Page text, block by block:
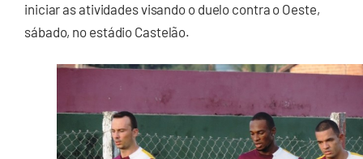
iniciar as atividades visando o duelo contra o Oeste,
sábado, no estádio Castelão.